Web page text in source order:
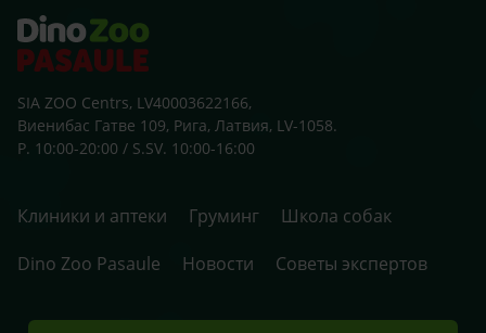
SIA ZOO Centrs, LV40003622166,
Виенибас Гатве 109, Рига, Латвия, LV-1058.
P. 10:00-20:00 / S.SV. 10:00-16:00
Клиники и аптеки Груминг
Школа собак
Dino Zoo Pasaule
Новости Советы экспертов